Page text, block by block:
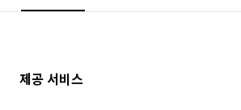
제공 서비스